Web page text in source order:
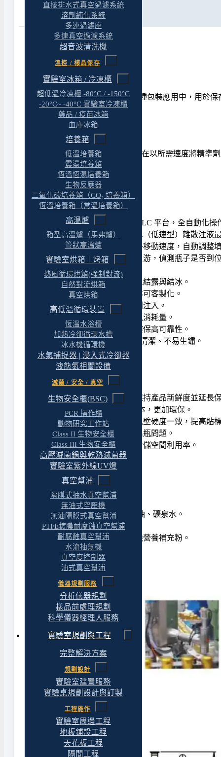
直接排水式真空過濾系統
溶劑純化系統
多連過濾座
多連真空過濾系統
超音波清洗機
溫控 / 樣品保存
實驗室冰箱 / 冷凍櫃
超低溫冷凍櫃 -80°C / -150°C
-20°C~ -40°C 實驗室冷凍櫃
藥品 / 疫苗冰箱
血庫冰箱
培養箱
低溫培養箱
震盪培養箱
恆溫恆濕培養箱
生物反應器
二氧化碳培養箱（CO₂ 培養箱）
恆溫培養箱（常溫培養箱）
高溫爐
箱型高溫爐（馬弗爐）
管狀高溫爐
實驗室烘箱｜烤箱
熱風循環烘箱(強制對流)
自然對流烘箱
真空烘箱
高低溫循環裝置
恆溫水浴槽
加熱冷卻循環水槽
冰水機循環機
水氣捕捉器 | 浸入式冷卻器
液態氮相關設備
滅菌 / 安全 / 真空
生物安全櫃(BSC)
PCR 操作櫃
動物研究工作站
Class II 生物安全櫃
Class III 生物安全櫃
高壓滅菌鍋與乾熱滅菌器
實驗室紫外線UV燈
真空幫浦
隔膜式抽水真空幫浦
無油式空壓機
無油隔膜式真空幫浦
PTFE鍍膜耐腐蝕真空幫浦
耐腐蝕真空幫浦
水流抽氣機
真空度控制器
油式真空幫浦
儀器規劃服務
分析儀器規劃
樣品前處理規劃
科學儀器經理人服務
實驗室規劃與工程
完整解決方案
規劃設計
實驗室建置服務
實驗桌規劃設計與訂製
工程施作
實驗室周邊工程
地板鋪設工程
天花板工程
隔間工程
參考資料
產品特色
液態氮填充系統已廣泛應用於各種包裝應用中，用於
運作方式
CryoFiller 自動液態氮填充系統旨在以所需速度將精
建立適當壓力。
優點
西門子觸控螢幕控制器與 PLC 平台，全自動化操
填充速度可調：CryoFiller-L（低速型）離散注液
速度感測器可即時偵測瓶子移動速度，自動調整
產品感測器安裝於充填機上游，偵測瓶子是否到
劑量重量精準度達 ±5%。
噴嘴具電加熱功能，可防止結露與結冰。
提供多種標準噴嘴尺寸，亦可客製化。
氣液分離器確保液態氮順利注入。
真空絕緣設計，降低液態氮消耗量。
採用進口高品質電磁閥，確保高可靠性。
SUS304 不鏽鋼機身，易於清潔、不易生鏽。
優點（產品效益）
惰性包裝（低氧濃度）可保持產品新鮮度並延長
降低 PET 瓶克重，減少成本，更加環保。
維持輕量瓶原始形狀，使瓶壁硬度一致，提高貼
建立適當瓶內壓力，解決扁瓶問題。
提升產品堆疊能力，提高倉儲空間利用率。
維持有機產品的高品質。
PET 瓶：軟性飲料、食用油、礦泉水。
鋁罐：軟性飲料。
鋼罐：奶粉、蛋白粉、有機營養補充粉。
玻璃瓶：葡萄酒。
Cases: